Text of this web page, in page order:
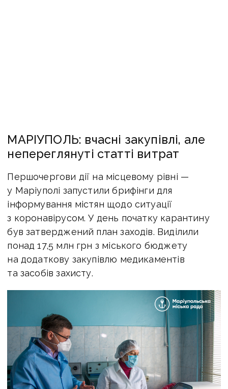
МАРІУПОЛЬ: вчасні закупівлі, але
непереглянуті статті витрат
Першочергови дії на місцевому рівні —
у Маріуполі запустили брифінги для
інформування містян щодо ситуації
з коронавірусом. У день початку карантину
був затверджений план заходів. Виділили
понад 17,5 млн грн з міського бюджету
на додаткову закупівлю медикаментів
та засобів захисту.